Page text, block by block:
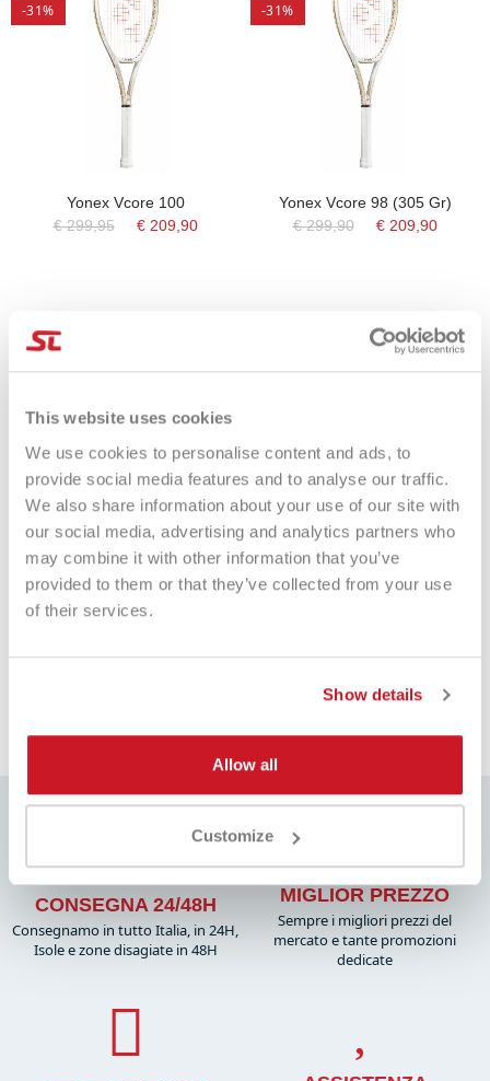
This website uses cookies
We use cookies to personalise content and ads, to
provide social media features and to analyse our traffic.
We also share information about your use of our site with
our social media, advertising and analytics partners who
may combine it with other information that you’ve
provided to them or that they’ve collected from your use
of their services.
Show details
Allow all
Customize
-31%
Yonex Vcore 100
€ 299,95
€ 209,90
-31%
Yonex Vcore 98 (305 Gr)
€ 299,90
€ 209,90
Yonex Vcore 100L
€ 289,90
€ 194,00
CONSEGNA 24/48H
Consegnamo in tutto Italia, in 24H,
Isole e zone disagiate in 48H
MIGLIOR PREZZO
Sempre i migliori prezzi del
mercato e tante promozioni
dedicate